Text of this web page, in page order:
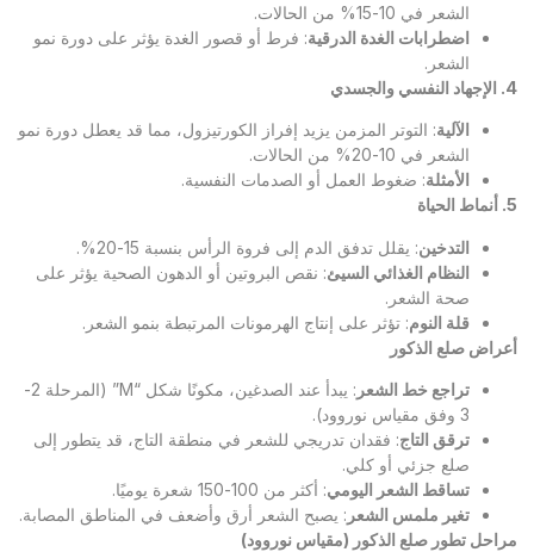
الشعر في 10-15% من الحالات.
اضطرابات الغدة الدرقية: فرط أو قصور الغدة يؤثر على دورة نمو
الشعر.
4. الإجهاد النفسي والجسدي
الآلية: التوتر المزمن يزيد إفراز الكورتيزول، مما قد يعطل دورة نمو
الشعر في 10-20% من الحالات.
الأمثلة: ضغوط العمل أو الصدمات النفسية.
5. أنماط الحياة
التدخين: يقلل تدفق الدم إلى فروة الرأس بنسبة 15-20%.
النظام الغذائي السيئ: نقص البروتين أو الدهون الصحية يؤثر على
صحة الشعر.
قلة النوم: تؤثر على إنتاج الهرمونات المرتبطة بنمو الشعر.
أعراض صلع الذكور
تراجع خط الشعر
: يبدأ عند الصدغين، مكونًا شكل “M” (المرحلة 2-
3 وفق مقياس نوروود).
ترقق التاج: فقدان تدريجي للشعر في منطقة التاج، قد يتطور إلى
صلع جزئي أو كلي.
تساقط الشعر اليومي: أكثر من 100-150 شعرة يوميًا.
تغير ملمس الشعر : يصبح الشعر أرق وأضعف في المناطق المصابة.
مراحل تطور صلع الذكور (مقياس نوروود)